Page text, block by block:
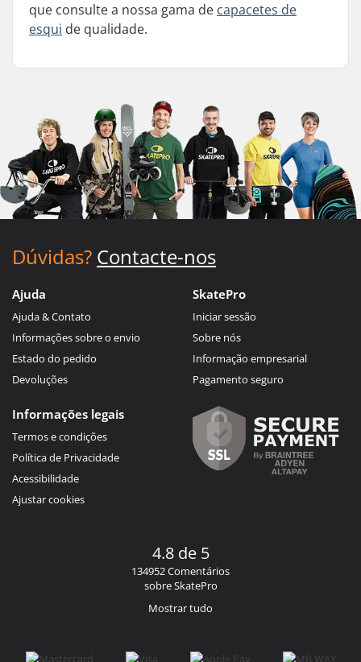
que consulte a nossa gama de capacetes de
esqui de qualidade.
Dúvidas? Contacte-nos
Ajuda
Ajuda & Contato
Informações sobre o envio
Estado do pedido
Devoluções
SkatePro
Iniciar sessão
Sobre nós
Informação empresarial
Pagamento seguro
Informações legais
Termos e condições
Política de Privacidade
Acessibilidade
Ajustar cookies
4.8 de 5
134952 Comentários
sobre SkatePro
Mostrar tudo